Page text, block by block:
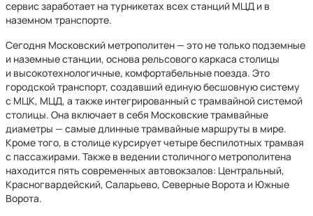
сервис заработает на турникетах всех станций МЦД и в
наземном транспорте.
Сегодня Московский метрополитен — это не только подземные
и наземные станции, основа рельсового каркаса столицы
и высокотехнологичные, комфортабельные поезда. Это
городской транспорт, создавший единую бесшовную систему
с МЦК, МЦД, а также интегрированный с трамвайной системой
столицы. Она включает в себя Московские трамвайные
диаметры — самые длинные трамвайные маршруты в мире.
Кроме того, в столице курсирует четыре беспилотных трамвая
с пассажирами. Также в ведении столичного метрополитена
находится пять современных автовокзалов: Центральный,
Красногвардейский, Саларьево, Северные Ворота и Южные
Ворота.